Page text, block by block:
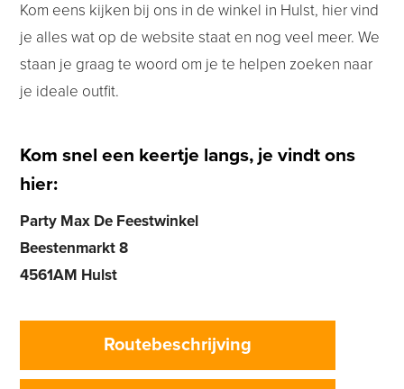
Kom eens kijken bij ons in de winkel in Hulst, hier vind
je alles wat op de website staat en nog veel meer. We
staan je graag te woord om je te helpen zoeken naar
je ideale outfit.
Kom snel een keertje langs, je vindt ons
hier:
Party Max De Feestwinkel
Beestenmarkt 8
4561AM Hulst
Routebeschrijving